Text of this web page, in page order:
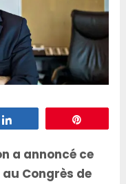
a annoncé ce
Congrès de